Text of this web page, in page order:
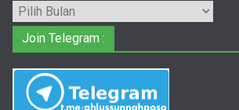
Arsip
Join Telegram :